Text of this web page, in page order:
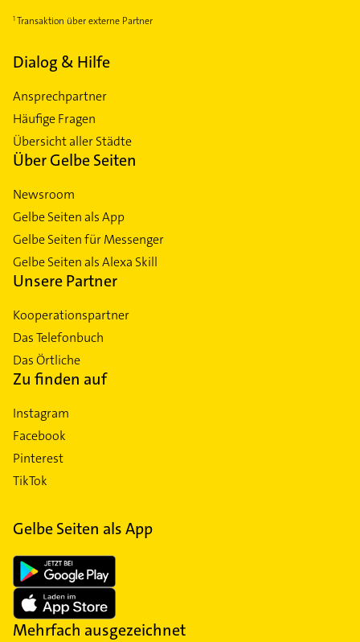
Transaktion über externe Partner
Dialog & Hilfe
Ansprechpartner
Häufige Fragen
Übersicht aller Städte
Über Gelbe Seiten
Newsroom
Gelbe Seiten als App
Gelbe Seiten für Messenger
Gelbe Seiten als Alexa Skill
Unsere Partner
Kooperationspartner
Das Telefonbuch
Das Örtliche
Zu finden auf
Instagram
Facebook
Pinterest
TikTok
Gelbe Seiten als App
Mehrfach ausgezeichnet